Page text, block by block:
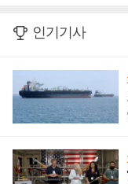
인기기사